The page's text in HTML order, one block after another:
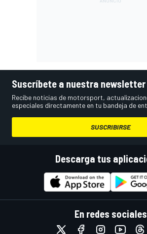
Suscríbete a nuestra newsletter
Recibe noticias de motorsport,
especiales directamente en tu bandeja de
SUSCRIBIRSE
Descarga tus
En redes sociales